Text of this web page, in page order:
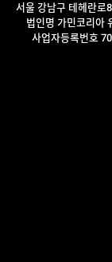
서울 강남구 테헤란로
법인명 가민코리아
사업자등록번호